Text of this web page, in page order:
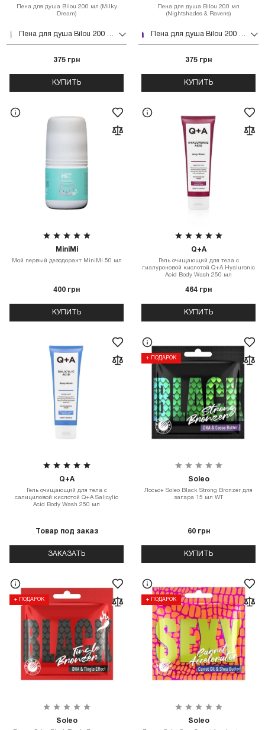
Пена для душа Bilou 200 мл (Milky
Dream)
Пена для душа Bilou 200 мл (Milky Dream)
375 грн
КУПИТЬ
Пена для душа Bilou 200 мл
(Nightshades & Ravens)
Пена для душа Bilou 200 мл (Nightshades & Ravens)
375 грн
КУПИТЬ
MiniMi
Мой первый дезодорант MiniMi 50 мл
400 грн
КУПИТЬ
Q+A
Гель очищающий для тела с
гиалуроновой кислотой Q+A Hyaluronic
Acid Body Wash 250 мл
464 грн
КУПИТЬ
Q+A
Гель очищающий для тела с
салициловой кислотой Q+A Salicylic
Acid Body Wash 250 мл
Товар под заказ
ЗАКАЗАТЬ
+ ПОДАРОК
Soleo
Лосьон Soleo Black Strong Bronzer для
загара 15 мл WT
60 грн
КУПИТЬ
+ ПОДАРОК
Soleo
+ ПОДАРОК
Soleo